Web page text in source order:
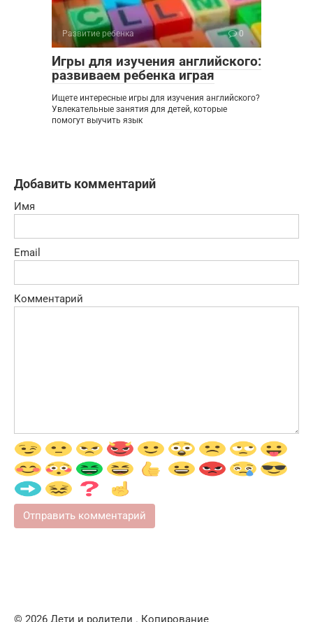
Развитие ребенка 0
Игры для изучения английского:
развиваем ребенка играя
Ищете интересные игры для изучения английского?
Увлекательные занятия для детей, которые
помогут выучить язык
Добавить комментарий
Имя
Email
Комментарий
© 2026 Дети и родители . Копирование